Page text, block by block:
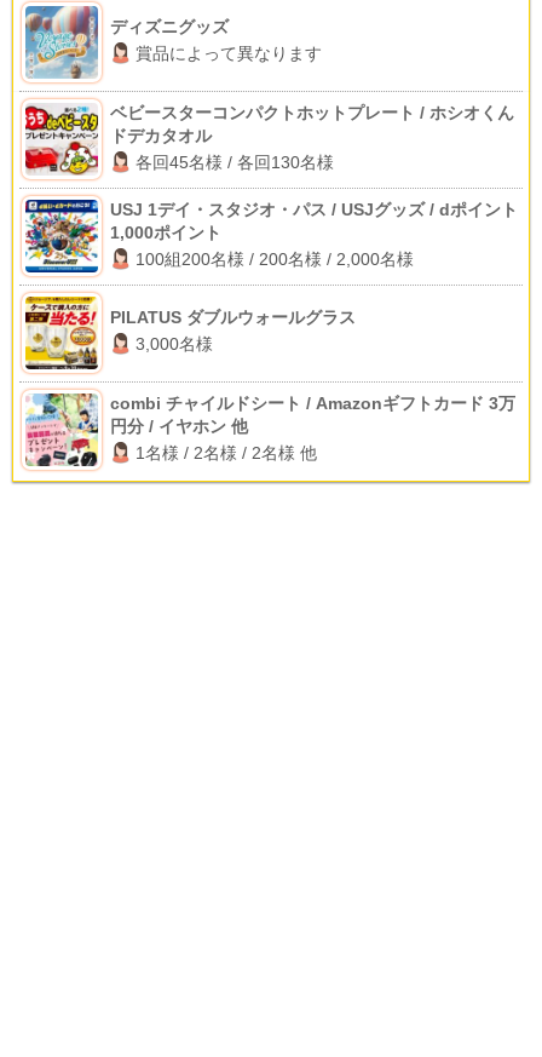
ディズニグッズ
賞品によって異なります
ベビースターコンパクトホットプレート / ホシオくん
ドデカタオル
各回45名様 / 各回130名様
USJ 1デイ・スタジオ・パス / USJグッズ / dポイント
1,000ポイント
100組200名様 / 200名様 / 2,000名様
PILATUS ダブルウォールグラス
3,000名様
combi チャイルドシート / Amazonギフトカード 3万
円分 / イヤホン 他
1名様 / 2名様 / 2名様 他